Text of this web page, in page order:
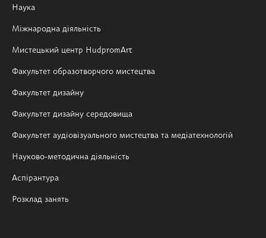
Наука
Міжнародна діяльність
Мистецький центр HudpromArt
Факультет образотворчого мистецтва
Факультет дизайну
Факультет дизайну середовища
Факультет аудіовізуального мистецтва та медіатехнологій
Науково-методична діяльність
Аспірантура
Розклад занять